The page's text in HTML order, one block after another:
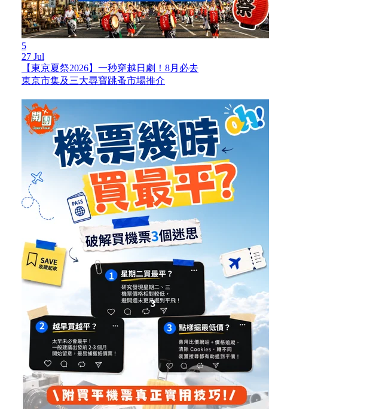
5
27 Jul
【東京夏祭2026】一秒穿越日劇！8月必去
東京市集及三大尋寶跳蚤市場推介